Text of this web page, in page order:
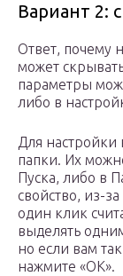
Вариант 2:
Ответ, почему
может
параметры
либо в
Для настройки
папки. Их
Пуска, либо в
свойство, из-
один клик
выделять
но если вам
нажмите «ОК».